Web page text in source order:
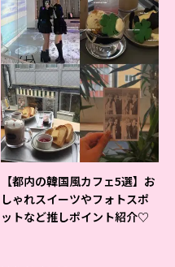
【都内の韓国風カフェ5選】お
しゃれスイーツやフォトスポ
ットなど推しポイント紹介♡